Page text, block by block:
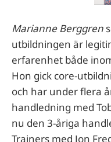
Marianne Berggren
utbildningen är
erfarenhet både
Hon gick core-
och har under flera
handledning med
nu den 3-åriga
Trainers med Jon